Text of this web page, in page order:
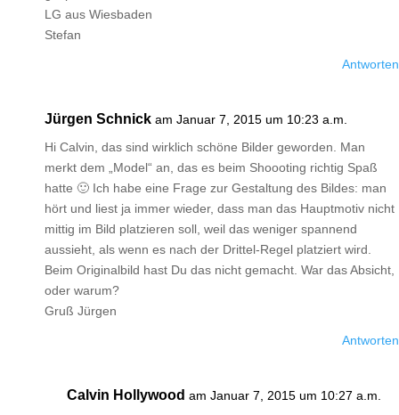
LG aus Wiesbaden
Stefan
Antworten
Jürgen Schnick am Januar 7, 2015 um 10:23 a.m.
Hi Calvin, das sind wirklich schöne Bilder geworden. Man
merkt dem „Model“ an, das es beim Shoooting richtig Spaß
hatte 🙂 Ich habe eine Frage zur Gestaltung des Bildes: man
hört und liest ja immer wieder, dass man das Hauptmotiv nicht
mittig im Bild platzieren soll, weil das weniger spannend
aussieht, als wenn es nach der Drittel-Regel platziert wird.
Beim Originalbild hast Du das nicht gemacht. War das Absicht,
oder warum?
Gruß Jürgen
Antworten
Calvin Hollywood am Januar 7, 2015 um 10:27 a.m.